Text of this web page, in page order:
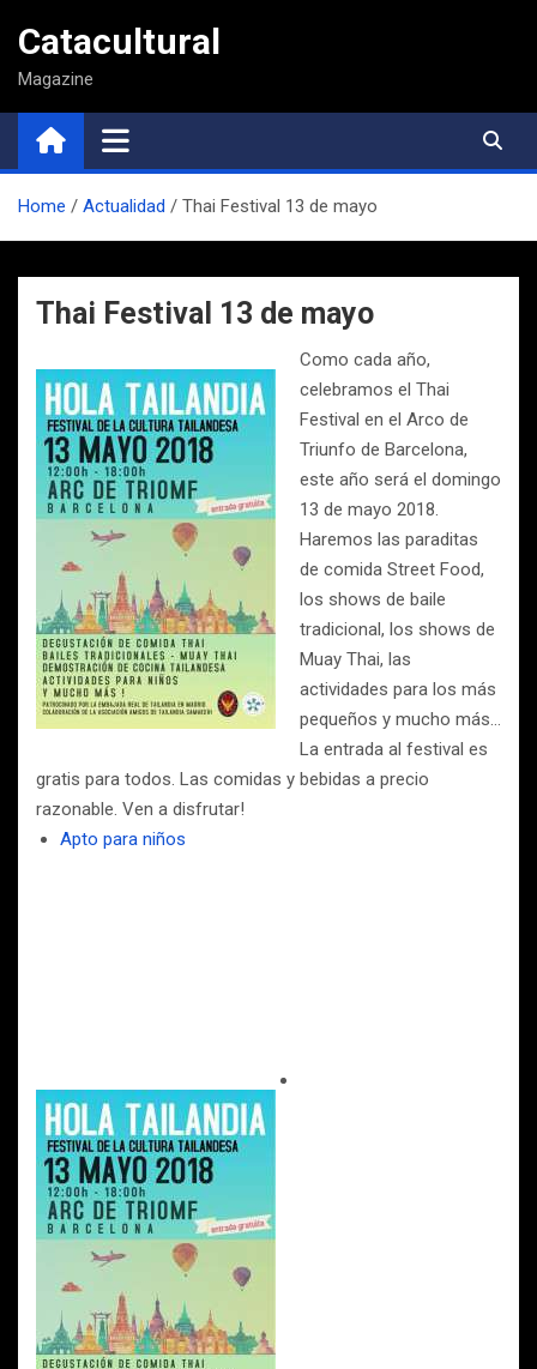
contenido
Catacultural
Magazine
Home Actualidad Thai Festival 13 de mayo
Thai Festival 13 de mayo
Como cada año,
celebramos el Thai
Festival en el Arco de
Triunfo de Barcelona,
este año será el domingo
13 de mayo 2018.
Haremos las paraditas
de comida Street Food,
los shows de baile
tradicional, los shows de
Muay Thai, las
actividades para los más
pequeños y mucho más…
La entrada al festival es
gratis para todos. Las comidas y bebidas a precio
razonable. Ven a disfrutar!
Apto para niños